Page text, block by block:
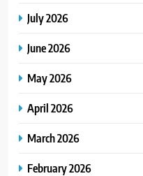
July 2026
June 2026
May 2026
April 2026
March 2026
February 2026